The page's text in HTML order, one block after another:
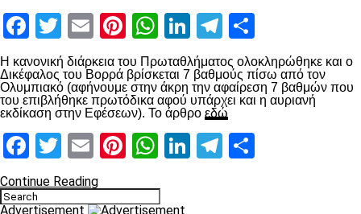
Facebook
Twitter
EmailPinterest
WhatsApp
LinkedIn
Telegram
Η κανονική διάρκεια του Πρωταθλήματος ολοκληρώθηκε και ο
Δικέφαλος του Βορρά βρίσκεται 7 βαθμούς πίσω από τον
Ολυμπιακό (αφήνουμε στην άκρη την αφαίρεση 7 βαθμών που
του επιβλήθηκε πρωτόδικα αφού υπάρχει και η αυριανή
εκδίκαση στην Εφέσεων). Το άρθρο εδώ
Facebook
Twitter
EmailPinterest
WhatsApp
LinkedIn
Telegram
Continue Reading
Advertisement